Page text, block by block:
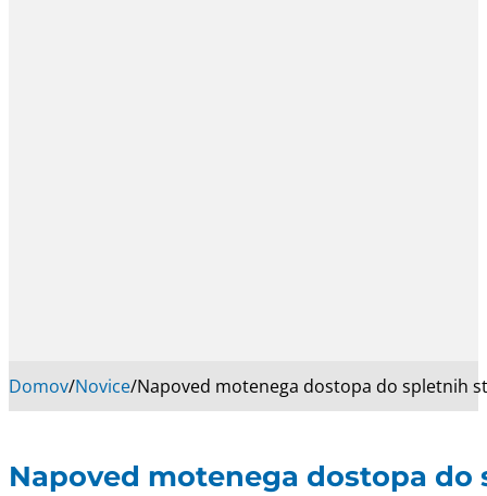
Domov/Novice/Napoved motenega dostopa do spletnih
Napoved motenega dostopa